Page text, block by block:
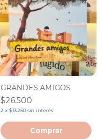
GRANDES AMIGOS
$26.500
2 x $13.250 sin interés